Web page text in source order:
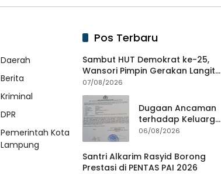
Daerah
Berita
Kriminal
DPR
Pemerintah Kota
Lampung
Pos Terbaru
Sambut HUT Demokrat ke-25,
Wansori Pimpin Gerakan Langit
Biru Indonesia Asri di Lampung
Utara.
07/08/2026
Dugaan Ancaman
terhadap Keluarga
Pengurus PWI
Legislator dan
Jurnalis
06/08/2026
Santri Alkarim Rasyid Borong
Prestasi di PENTAS PAI 2026